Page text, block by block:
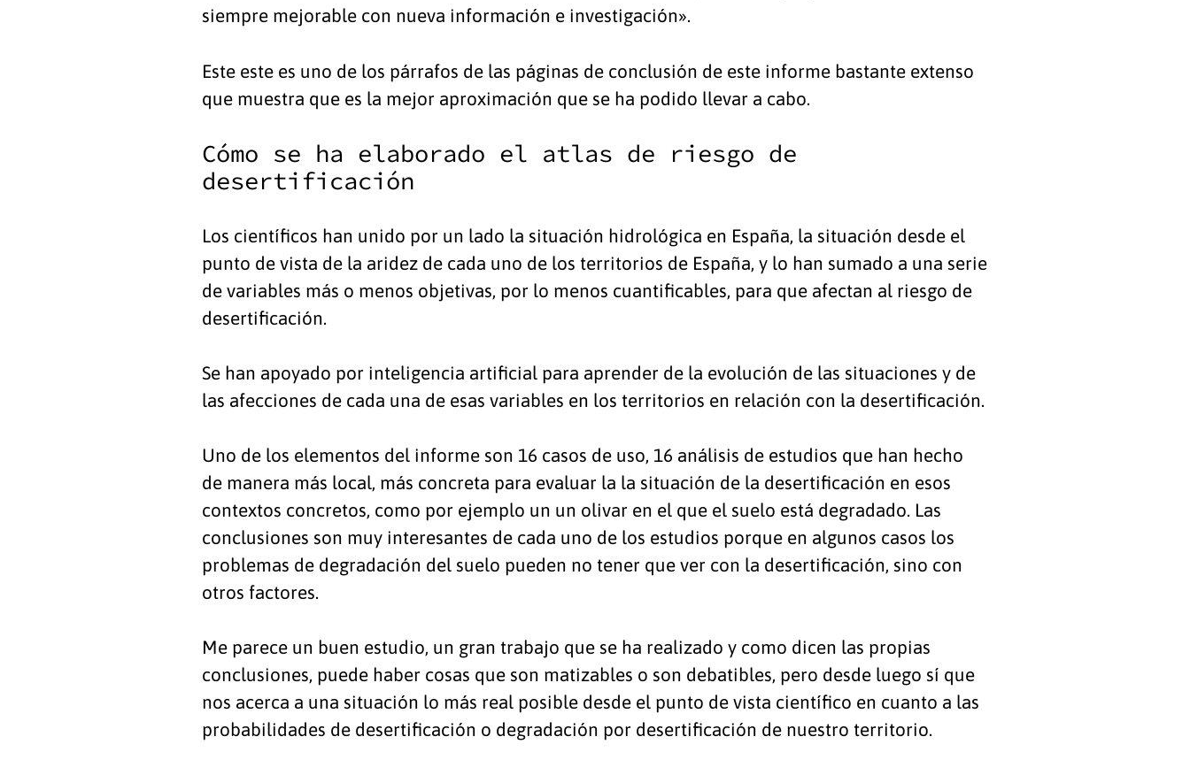
siempre mejorable con nueva información e investigación».
Este este es uno de los párrafos de las páginas de conclusión de este informe bastante extenso
que muestra que es la mejor aproximación que se ha podido llevar a cabo.
Cómo se ha elaborado el atlas de riesgo de
desertificación
Los científicos han unido por un lado la situación hidrológica en España, la situación desde el
punto de vista de la aridez de cada uno de los territorios de España, y lo han sumado a una serie
de variables más o menos objetivas, por lo menos cuantificables, para que afectan al riesgo de
desertificación.
Se han apoyado por inteligencia artificial para aprender de la evolución de las situaciones y de
las afecciones de cada una de esas variables en los territorios en relación con la desertificación.
Uno de los elementos del informe son 16 casos de uso, 16 análisis de estudios que han hecho
de manera más local, más concreta para evaluar la la situación de la desertificación en esos
contextos concretos, como por ejemplo un un olivar en el que el suelo está degradado. Las
conclusiones son muy interesantes de cada uno de los estudios porque en algunos casos los
problemas de degradación del suelo pueden no tener que ver con la desertificación, sino con
otros factores.
Me parece un buen estudio, un gran trabajo que se ha realizado y como dicen las propias
conclusiones, puede haber cosas que son matizables o son debatibles, pero desde luego sí que
nos acerca a una situación lo más real posible desde el punto de vista científico en cuanto a las
probabilidades de desertificación o degradación por desertificación de nuestro territorio.